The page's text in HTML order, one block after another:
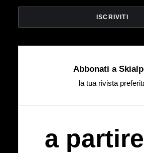
Abbonati a
la tua rivista
a